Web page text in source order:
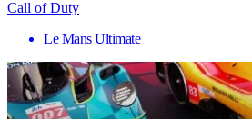
Call of Duty
Le Mans Ultimate